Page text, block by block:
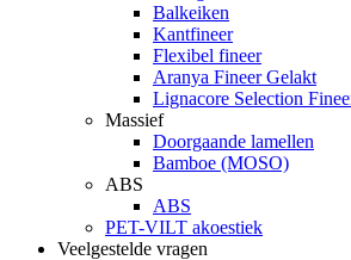
Balkeiken
Kantfineer
Flexibel fineer
Aranya Fineer Gelakt
Lignacore Selection
Massief
Doorgaande lamellen
Bamboe (MOSO)
ABS
ABS
PET-VILT akoestiek
Veelgestelde vragen